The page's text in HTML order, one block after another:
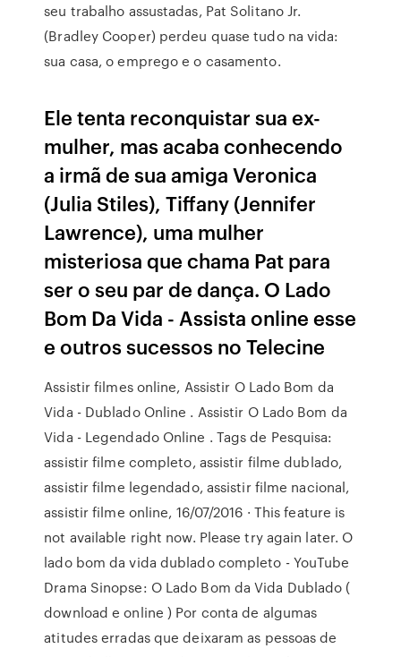
seu trabalho assustadas, Pat Solitano Jr.
(Bradley Cooper) perdeu quase tudo na vida:
sua casa, o emprego e o casamento.
Ele tenta reconquistar sua ex-
mulher, mas acaba conhecendo
a irmã de sua amiga Veronica
(Julia Stiles), Tiffany (Jennifer
Lawrence), uma mulher
misteriosa que chama Pat para
ser o seu par de dança. O Lado
Bom Da Vida - Assista online esse
e outros sucessos no Telecine
Assistir filmes online, Assistir O Lado Bom da
Vida - Dublado Online . Assistir O Lado Bom da
Vida - Legendado Online . Tags de Pesquisa:
assistir filme completo, assistir filme dublado,
assistir filme legendado, assistir filme nacional,
assistir filme online, 16/07/2016 · This feature is
not available right now. Please try again later. O
lado bom da vida dublado completo - YouTube
Drama Sinopse: O Lado Bom da Vida Dublado (
download e online ) Por conta de algumas
atitudes erradas que deixaram as pessoas de